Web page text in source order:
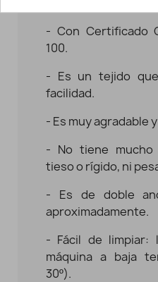
- Con Certificado
100.
- Es un tejido
facilidad.
- Es muy agradable
- No tiene
tieso o rígido, ni
- Es de doble
aproximadamente.
- Fácil de limpiar:
máquina a baja
30º).